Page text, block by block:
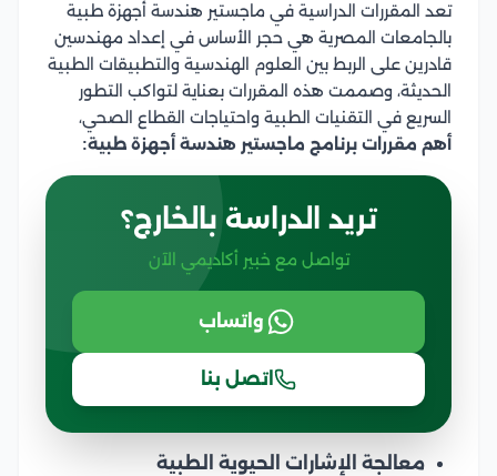
تعد المقررات الدراسية في ماجستير هندسة أجهزة طبية
بالجامعات المصرية هي حجر الأساس في إعداد مهندسين
قادرين على الربط بين العلوم الهندسية والتطبيقات الطبية
الحديثة، وصممت هذه المقررات بعناية لتواكب التطور
السريع في التقنيات الطبية واحتياجات القطاع الصحي،
أهم مقررات برنامج ماجستير هندسة أجهزة طبية:
تريد الدراسة بالخارج؟
تواصل مع خبير أكاديمي الآن
واتساب
اتصل بنا
معالجة الإشارات الحيوية الطبية